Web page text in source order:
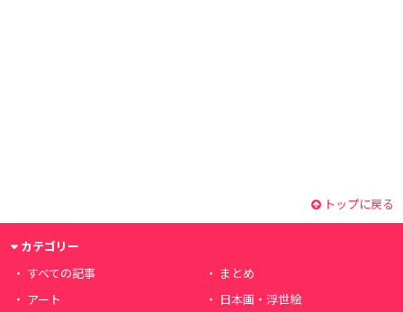
トップに戻る
カテゴリー
すべての記事
まとめ
アート
日本画・浮世絵